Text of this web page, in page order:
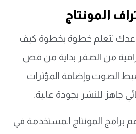
المونتاج
تتعلم خطوة بخطوة كيف
من الصفر بداية من قص
الصوت وإضافة المؤثرات
جاهز للنشر بجودة عالية.
برامج المونتاج المستخدمة في